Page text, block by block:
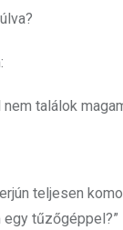
találok
teljesen
tűzőgéppel?”